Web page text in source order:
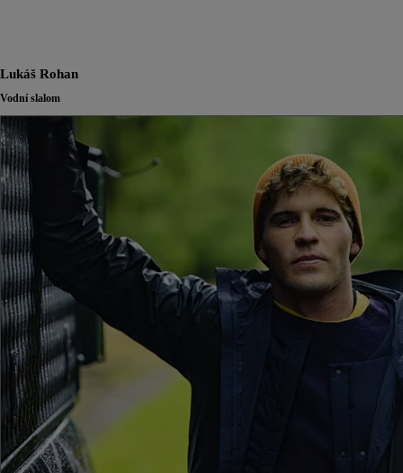
Lukáš Rohan
Vodní slalom